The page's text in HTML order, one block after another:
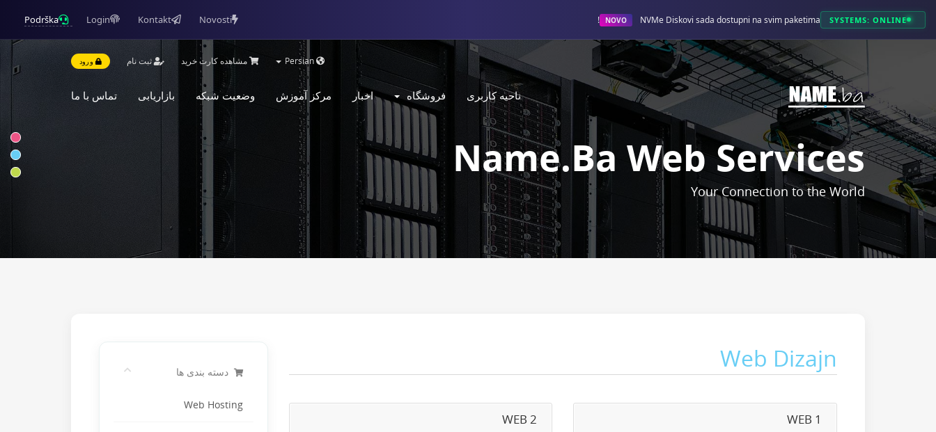
SYSTEMS: ONLINE
NOVO NVMe Diskovi sada dostupni na svim paketima!
Novosti
Kontakt
Login
Podrška
Persian مشاهده کارت خرید ثبت نام ورود
ناحیه کاربری فروشگاه اخبار مرکز آموزش وضعیت شبکه بازاریابی تماس با ما
Name.ba Web Services
Your Connection to the World
دسته بندی ها
Web Hosting
Web Dizajn
WEB 1
WEB 2